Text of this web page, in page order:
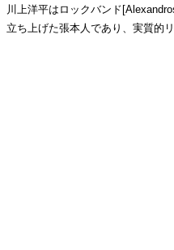
川上洋平はロックバンド
立ち上げた張本人であり、実質的リ